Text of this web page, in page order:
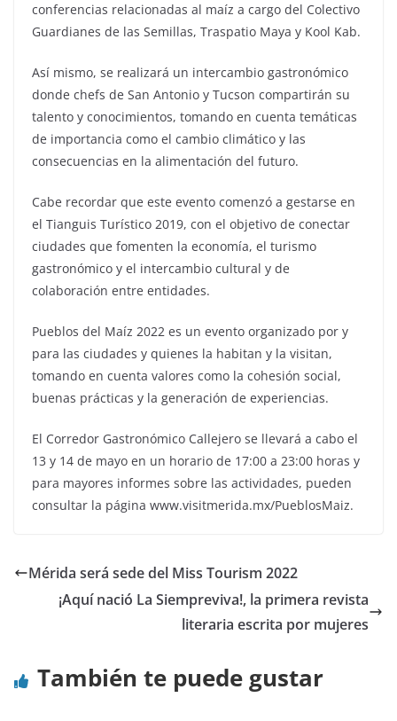
conferencias relacionadas al maíz a cargo del Colectivo
Guardianes de las Semillas, Traspatio Maya y Kool Kab.
Así mismo, se realizará un intercambio gastronómico
donde chefs de San Antonio y Tucson compartirán su
talento y conocimientos, tomando en cuenta temáticas
de importancia como el cambio climático y las
consecuencias en la alimentación del futuro.
Cabe recordar que este evento comenzó a gestarse en
el Tianguis Turístico 2019, con el objetivo de conectar
ciudades que fomenten la economía, el turismo
gastronómico y el intercambio cultural y de
colaboración entre entidades.
Pueblos del Maíz 2022 es un evento organizado por y
para las ciudades y quienes la habitan y la visitan,
tomando en cuenta valores como la cohesión social,
buenas prácticas y la generación de experiencias.
El Corredor Gastronómico Callejero se llevará a cabo el
13 y 14 de mayo en un horario de 17:00 a 23:00 horas y
para mayores informes sobre las actividades, pueden
consultar la página www.visitmerida.mx/PueblosMaiz.
Mérida será sede del Miss Tourism 2022
¡Aquí nació La Siempreviva!, la primera revista
literaria escrita por mujeres
También te puede gustar